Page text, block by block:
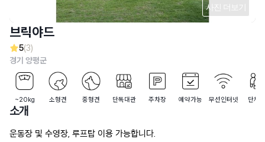
사진 더보기
브릭야드
5(3)
경기 양평군
~20kg 소형견 중형견 단독대관 주차장 예약가능 무선인터넷 단체석
소개
운동장 및 수영장, 루프탑 이용 가능합니다.